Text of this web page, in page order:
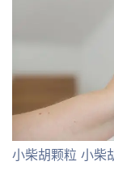
小柴胡颗粒 小柴